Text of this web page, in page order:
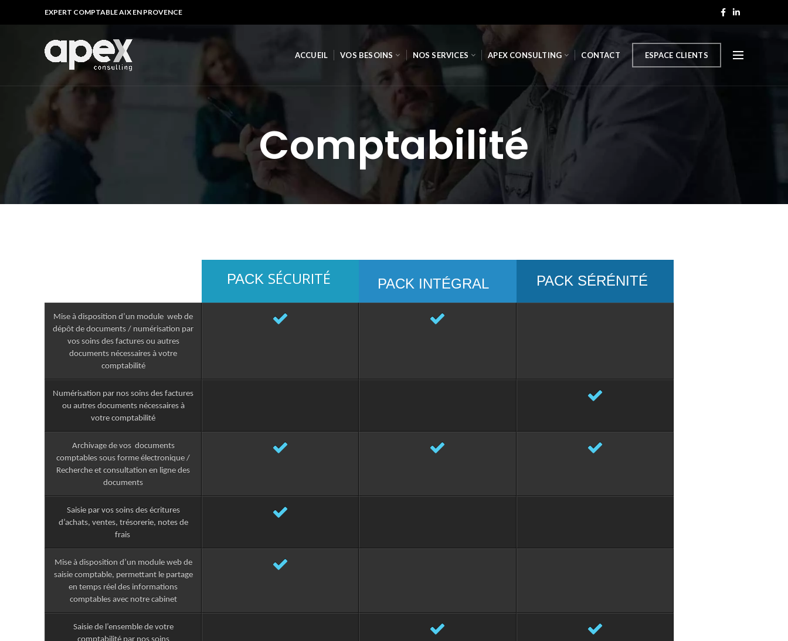
EXPERT COMPTABLE AIX EN PROVENCE
ACCUEIL VOS BESOINS NOS SERVICES APEX CONSULTING CONTACT ESPACE CLIENTS
Comptabilité
Mise à disposition d’un module web de
dépôt de documents / numérisation par
vos soins des factures ou autres
documents nécessaires à votre
comptabilité
Numérisation par nos soins des factures
ou autres documents nécessaires à
votre comptabilité
Archivage de vos documents
comptables sous forme électronique /
Recherche et consultation en ligne des
documents
Saisie par vos soins des écritures
d’achats, ventes, trésorerie, notes de
frais
Mise à disposition d’un module web de
saisie comptable, permettant le partage
en temps réel des informations
comptables avec notre cabinet
Saisie de l’ensemble de votre
PACK SÉCURITÉ PACK INTÉGRAL PACK SÉRÉNITÉ